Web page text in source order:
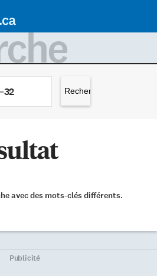
avec des mots-clés différents.
Publicité